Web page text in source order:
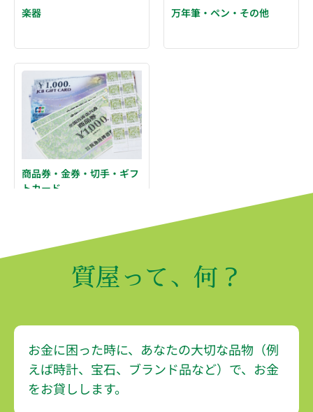
楽器 万年筆・ペン・その他
商品券・金券・切手・ギフ
トカード
質屋って、何？
お金に困った時に、あなたの大切な品物 （例
えば時計、宝石、ブランド品など）で、 お金
をお貸しします。